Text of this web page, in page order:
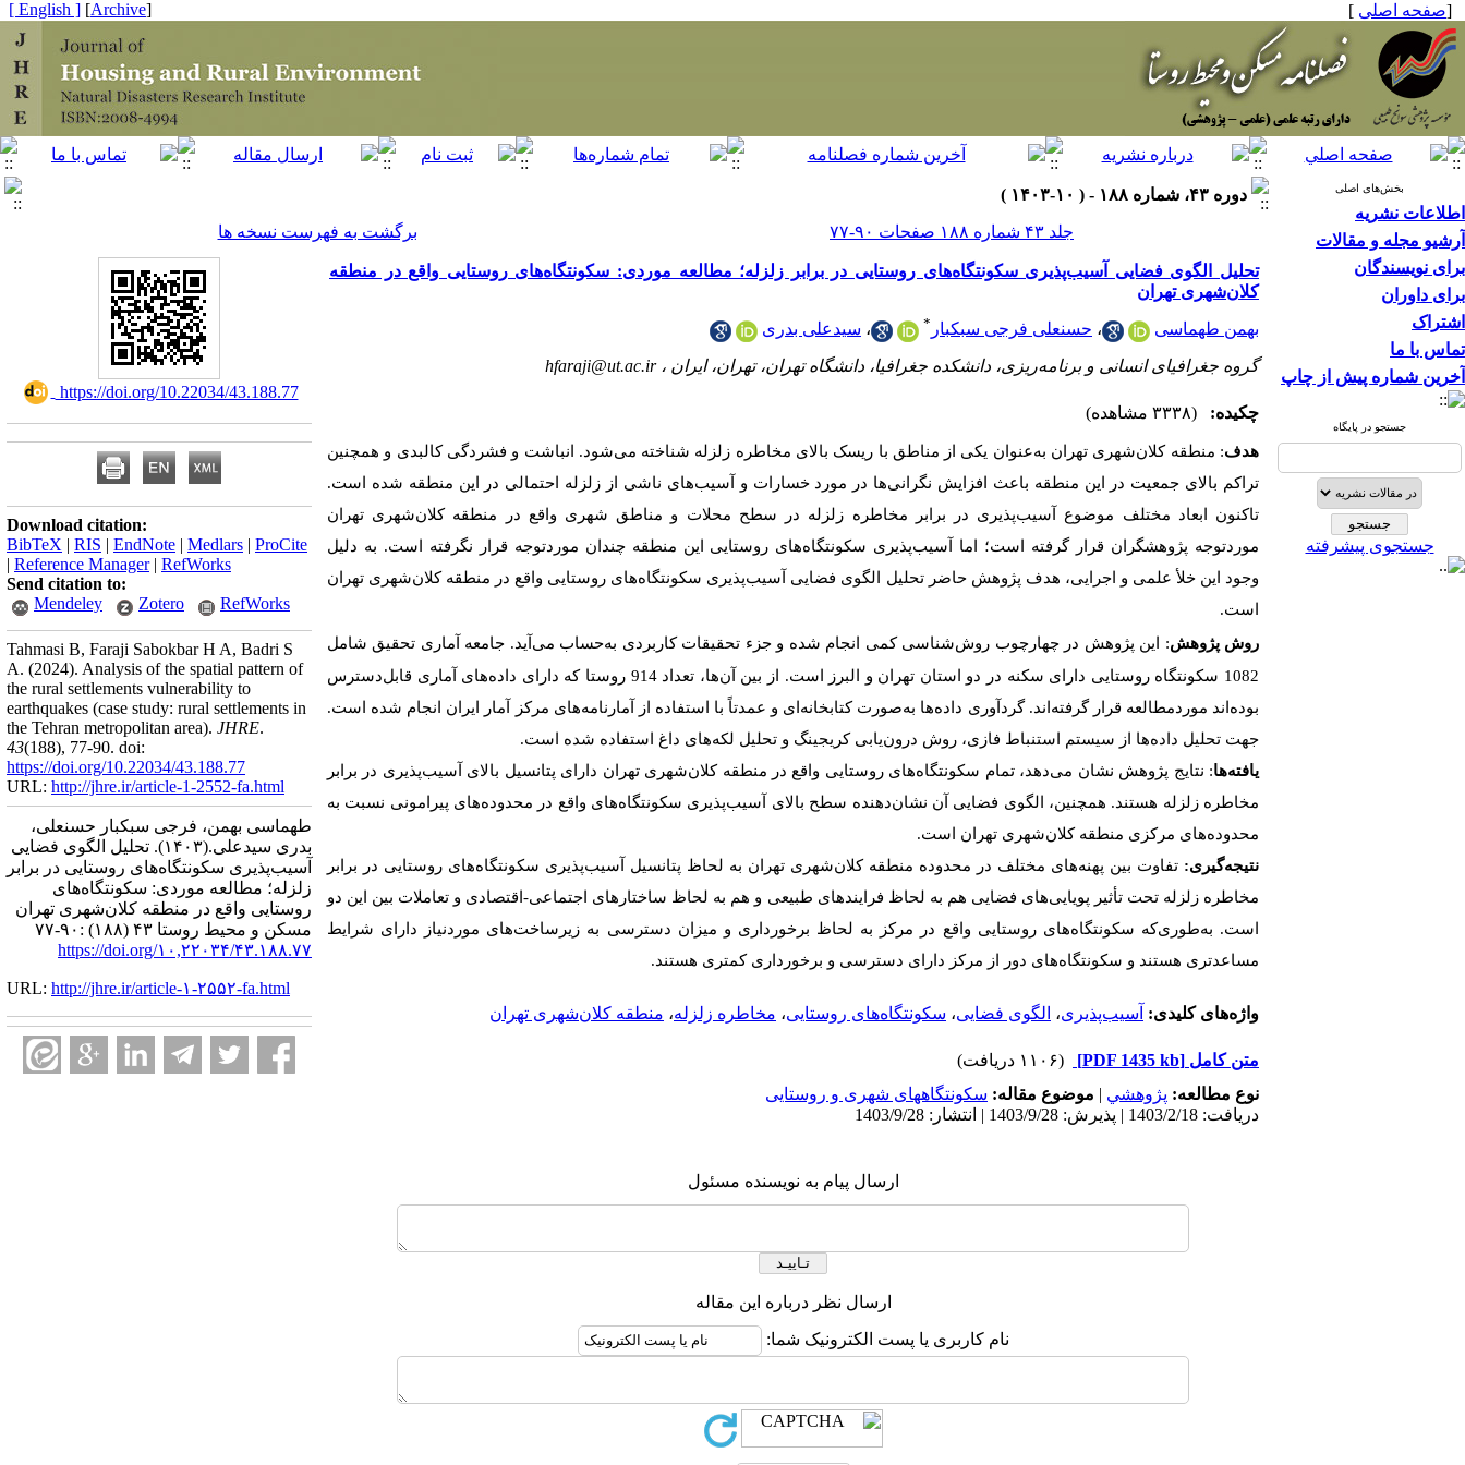
[صفحه اصلی ]
[
Archive
]
[ English ]
بخش‌های اصلی
اطلاعات نشریه
آرشیو مجله و مقالات
برای نویسندگان
برای داوران
اشتراک
تماس با ما
آخرین شماره پیش از چاپ
جستجو در پایگاه
جستجوی پیشرفته
دوره ۴۳، شماره ۱۸۸ - ( ۱۰-۱۴۰۳ )
جلد ۴۳ شماره ۱۸۸ صفحات ۹۰-۷۷
برگشت به فهرست نسخه ها
تحلیل الگوی فضایی آسیب‌پذیری سکونتگاه‌های روستایی در برابر زلزله؛ مطالعه موردی: سکونتگاه‌های روستایی واقع در منطقه
کلان‌شهری تهران
بهمن طهماسی ، حسنعلی فرجی سبکبار * ، سیدعلی بدری
گروه جغرافیای انسانی و برنامه‌ریزی، دانشکده جغرافیا، دانشگاه تهران، تهران، ایران ،hfaraji@ut.ac.ir
چکیده: (۳۳۳۸ مشاهده)
هدف: منطقه کلان‌شهری تهران به‌عنوان یکی از مناطق با ریسک بالای مخاطره زلزله شناخته می‌شود. انباشت و فشردگی کالبدی و همچنین
تراکم بالای جمعیت در این منطقه باعث افزایش نگرانی‌ها در مورد خسارات و آسیب‌های ناشی از زلزله احتمالی در این منطقه شده است.
تاکنون ابعاد مختلف موضوع آسیب‌پذیری در برابر مخاطره زلزله در سطح محلات و مناطق شهری واقع در منطقه کلان‌شهری تهران
موردتوجه پژوهشگران قرار گرفته است؛ اما آسیب‌پذیری سکونتگاه‌های روستایی این منطقه چندان موردتوجه قرار نگرفته است. به دلیل
وجود این خلأ علمی و اجرایی، هدف پژوهش حاضر تحلیل الگوی فضایی آسیب‌پذیری سکونتگاه‌های روستایی واقع در منطقه کلان‌شهری تهران
است.
روش پژوهش: این پژوهش در چهارچوب روش‌شناسی کمی انجام شده و جزء تحقیقات کاربردی به‌حساب می‌آید. جامعه آماری تحقیق شامل
1082 سکونتگاه‌ روستایی دارای سکنه در دو استان تهران و البرز است. از بین آن‌ها، تعداد 914 روستا که دارای داده‌های آماری قابل‌دسترس
بوده‌اند موردمطالعه قرار گرفته‌اند. گردآوری داده‌ها به‌صورت کتابخانه‌ای و عمدتاً با استفاده از آمارنامه‌های مرکز آمار ایران انجام شده است.
جهت تحلیل داده‌ها از سیستم استنباط فازی، روش درون‌یابی کریجینگ و تحلیل لکه‌های داغ استفاده شده است.
یافته‌ها: نتایج پژوهش نشان می‌دهد، تمام سکونتگاه‌های روستایی واقع در منطقه کلان‌شهری تهران دارای پتانسیل بالای آسیب‌پذیری در برابر
مخاطره زلزله هستند. همچنین، الگوی فضایی آن نشان‌دهنده سطح بالای آسیب‌پذیری سکونتگاه‌های واقع در محدوده‌های پیرامونی نسبت به
محدوده‌های مرکزی منطقه کلان‌شهری تهران است.
نتیجه‌گیری: تفاوت بین پهنه‌های مختلف در محدوده منطقه کلان‌شهری تهران به لحاظ پتانسیل آسیب‌پذیری سکونتگاه‌های روستایی در برابر
مخاطره زلزله تحت تأثیر پویایی‌های فضایی هم به لحاظ فرایندهای طبیعی و هم به لحاظ ساختارهای اجتماعی-اقتصادی و تعاملات بین این دو
است. به‌طوری‌که سکونتگاه‌های روستایی واقع در مرکز به لحاظ برخورداری و میزان دسترسی به زیرساخت‌های موردنیاز دارای شرایط
مساعدتری هستند و سکونتگاه‌های دور از مرکز دارای دسترسی و برخورداری کمتری هستند.
واژه‌های کلیدی: آسیب‌پذیری، الگوی فضایی، سکونتگاه‌های روستایی، مخاطره زلزله، منطقه کلان‌شهری تهران
متن کامل [PDF 1435 kb]
(۱۱۰۶ دریافت)
نوع مطالعه: پژوهشي | موضوع مقاله: سکونتگاههای شهری و روستایی
دریافت: 1403/2/18 | پذیرش: 1403/9/28 | انتشار: 1403/9/28
ارسال پیام به نویسنده مسئول
ارسال نظر درباره این مقاله
نام کاربری یا پست الکترونیک شما:
‎ https://doi.org/10.22034/43.188.77
Download citation:
BibTeX | RIS | EndNote | Medlars | ProCite
| Reference Manager| RefWorks
Send citation to:
Mendeley
Zotero RefWorks
Tahmasi B, Faraji Sabokbar H A, Badri S
A. (2024). Analysis of the spatial pattern of
the rural settlements vulnerability to
earthquakes (case study: rural settlements in
the Tehran metropolitan area). JHRE.
43(188), 77-90. doi:
https://doi.org/10.22034/43.188.77
URL: http://jhre.ir/article-1-2552-fa.html
طهماسی بهمن، فرجی سبکبار حسنعلی،
بدری سیدعلی.(۱۴۰۳).
تحلیل الگوی فضایی
آسیب‌پذیری سکونتگاه‌های روستایی در برابر
زلزله؛ مطالعه موردی: سکونتگاه‌های
روستایی واقع در منطقه کلان‌شهری تهران
مسکن و محیط روستا ۴۳ (۱۸۸) :۹۰-۷۷
https://doi.org/۱۰,۲۲۰۳۴/۴۳.۱۸۸.۷۷
URL: http://jhre.ir/article-۱-۲۵۵۲-fa.html